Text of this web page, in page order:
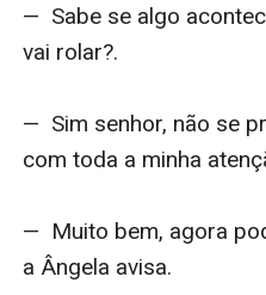
—  Sabe se algo
vai rolar?.
—  Sim senhor, não se
com toda a minha
—  Muito bem, agora
a Ângela avisa.